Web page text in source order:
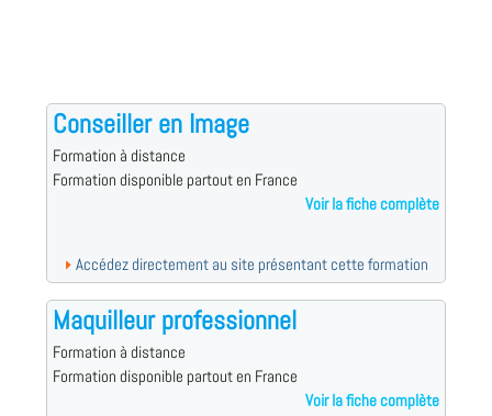
Conseiller en Image
Formation à distance
Formation disponible partout en France
Voir la fiche complète
Accédez directement au site présentant cette formation
Maquilleur professionnel
Formation à distance
Formation disponible partout en France
Voir la fiche complète